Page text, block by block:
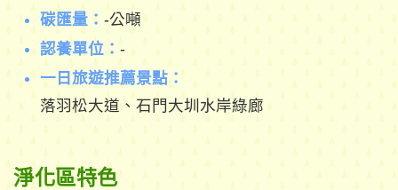
碳匯量： -公噸
認養單位： -
一日旅遊推薦景點：
落羽松大道、石門大圳水岸綠廊
淨化區特色